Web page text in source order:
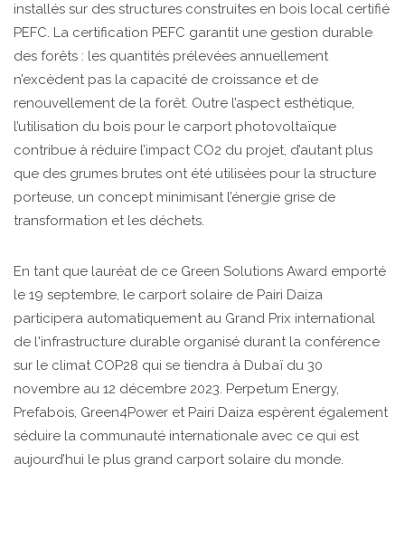
installés sur des structures construites en bois local certifié
PEFC. La certification PEFC garantit une gestion durable
des forêts : les quantités prélevées annuellement
n’excèdent pas la capacité de croissance et de
renouvellement de la forêt. Outre l’aspect esthétique,
l’utilisation du bois pour le carport photovoltaïque
contribue à réduire l’impact CO2 du projet, d’autant plus
que des grumes brutes ont été utilisées pour la structure
porteuse, un concept minimisant l’énergie grise de
transformation et les déchets.
En tant que lauréat de ce Green Solutions Award emporté
le 19 septembre, le carport solaire de Pairi Daiza
participera automatiquement au Grand Prix international
de l'infrastructure durable organisé durant la conférence
sur le climat COP28 qui se tiendra à Dubaï du 30
novembre au 12 décembre 2023. Perpetum Energy,
Prefabois, Green4Power et Pairi Daiza espèrent également
séduire la communauté internationale avec ce qui est
aujourd’hui le plus grand carport solaire du monde.